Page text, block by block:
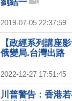
劉結一
2019-07-05 22:37:59
【政經系列講座
俄變局.台灣出路
2022-12-27 17:51:45
川普警告：香港